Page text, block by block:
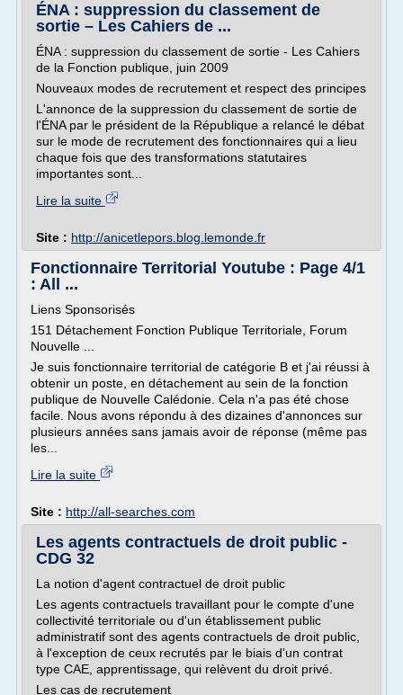
ÉNA : suppression du classement de
sortie – Les Cahiers de ...
ÉNA : suppression du classement de sortie - Les Cahiers
de la Fonction publique, juin 2009
Nouveaux modes de recrutement et respect des principes
L'annonce de la suppression du classement de sortie de
l'ÉNA par le président de la République a relancé le débat
sur le mode de recrutement des fonctionnaires qui a lieu
chaque fois que des transformations statutaires
importantes sont...
Lire la suite
Site : http://anicetlepors.blog.lemonde.fr
Fonctionnaire Territorial Youtube : Page 4/1
: All ...
Liens Sponsorisés
151 Détachement Fonction Publique Territoriale, Forum
Nouvelle ...
Je suis fonctionnaire territorial de catégorie B et j'ai réussi à
obtenir un poste, en détachement au sein de la fonction
publique de Nouvelle Calédonie. Cela n'a pas été chose
facile. Nous avons répondu à des dizaines d'annonces sur
plusieurs années sans jamais avoir de réponse (même pas
les...
Lire la suite
Site : http://all-searches.com
Les agents contractuels de droit public -
CDG 32
La notion d'agent contractuel de droit public
Les agents contractuels travaillant pour le compte d'une
collectivité territoriale ou d'un établissement public
administratif sont des agents contractuels de droit public,
à l'exception de ceux recrutés par le biais d'un contrat
type CAE, apprentissage, qui relèvent du droit privé.
Les cas de recrutement